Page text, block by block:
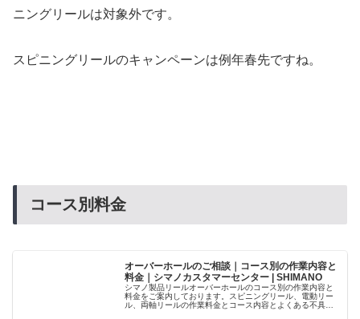
ニングリールは対象外です。
スピニングリールのキャンペーンは例年春先ですね。
コース別料金
オーバーホールのご相談｜コース別の作業内容と
料金｜シマノカスタマーセンター | SHIMANO
シマノ製品リールオーバーホールのコース別の作業内容と
料金をご案内しております。スピニングリール、電動リー
ル、両軸リールの作業料金とコース内容とよくある不具合